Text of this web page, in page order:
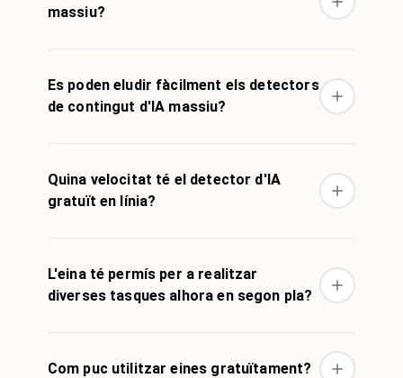
massiu?
Es poden eludir fàcilment els detectors
de contingut d'IA massiu?
Quina velocitat té el detector d'IA
gratuït en línia?
L'eina té permís per a realitzar
diverses tasques alhora en segon pla?
Com puc utilitzar eines gratuïtament?